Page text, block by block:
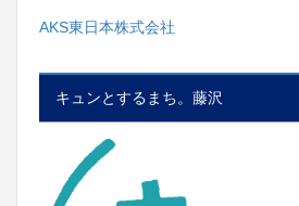
AKS東日本株式会社
キュンとするまち。藤沢